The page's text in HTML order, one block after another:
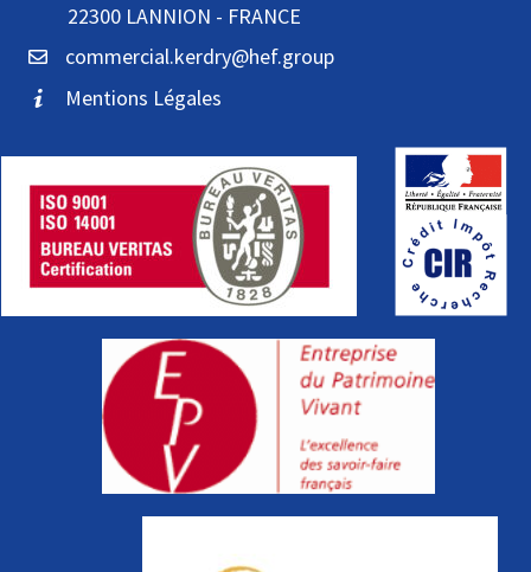
22300 LANNION - FRANCE
commercial.kerdry@hef.group
Mentions Légales